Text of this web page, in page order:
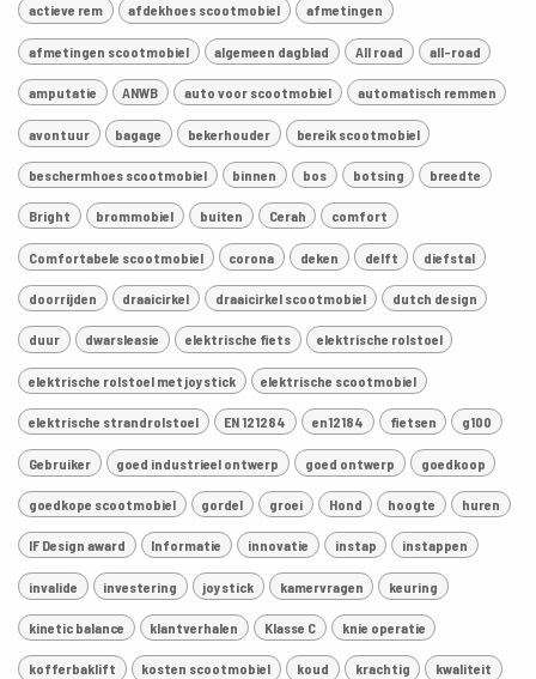
actieve rem afdekhoes scootmobiel afmetingen
afmetingen scootmobiel algemeen dagblad All road all-road
amputatie ANWB auto voor scootmobiel automatisch remmen
avontuur bagage bekerhouder bereik scootmobiel
beschermhoes scootmobiel binnen bos botsing breedte
Bright brommobiel buiten Cerah comfort
Comfortabele scootmobiel corona deken delft diefstal
doorrijden draaicirkel draaicirkel scootmobiel dutch design
duur dwarsleasie elektrische fiets elektrische rolstoel
elektrische rolstoel met joystick elektrische scootmobiel
elektrische strandrolstoel EN 121284 en12184 fietsen g100
Gebruiker goed industrieel ontwerp goed ontwerp goedkoop
goedkope scootmobiel gordel groei Hond hoogte huren
IF Design award Informatie innovatie instap instappen
invalide investering joystick kamervragen keuring
kinetic balance klantverhalen Klasse C knie operatie
kofferbaklift kosten scootmobiel koud krachtig kwaliteit